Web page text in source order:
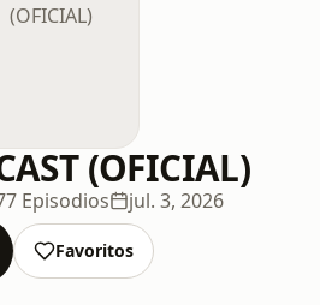
(OFICIAL)
Episodios jul. 3, 2026
Favoritos